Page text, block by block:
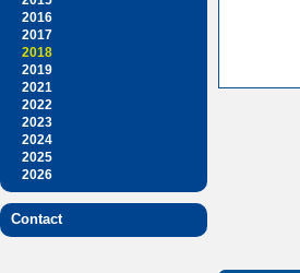
2016
2017
2018
2019
2021
2022
2023
2024
2025
2026
Contact